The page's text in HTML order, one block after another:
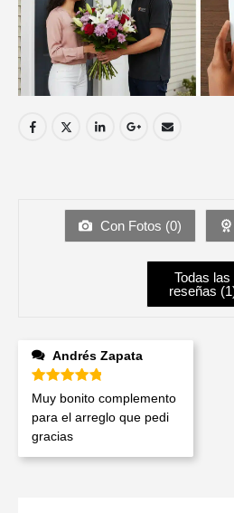
Con Fotos (0)
Todas las
reseñas (1
Andrés Zapata
Valorado en de 5
Muy bonito complemento
para el arreglo que pedi
gracias